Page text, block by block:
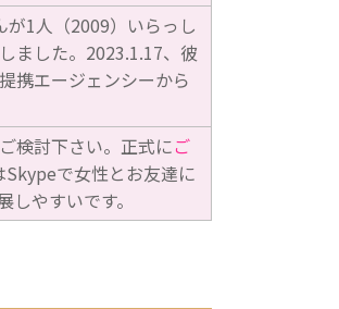
1人（2009）いらっし
ました。2023.1.17、彼
携エージェンシーから
検討下さい。正式にご
Skypeで女性とお友達に
やすいです。